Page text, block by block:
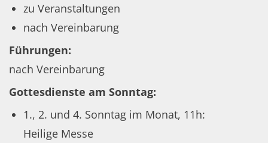
zu Veranstaltungen
nach Vereinbarung
Führungen:
nach Vereinbarung
Gottesdienste am Sonntag:
1., 2. und 4. Sonntag im Monat, 11h:
Heilige Messe